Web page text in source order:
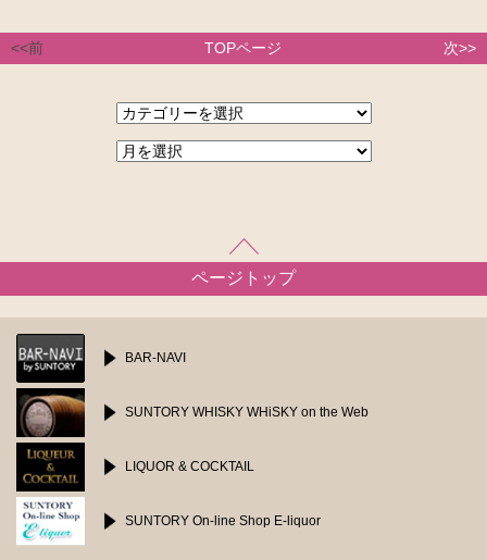
<<前 TOPページ 次>>
ページトップ
BAR-NAVI
SUNTORY WHISKY WHiSKY on the Web
LIQUOR & COCKTAIL
SUNTORY On-line Shop E-liquor